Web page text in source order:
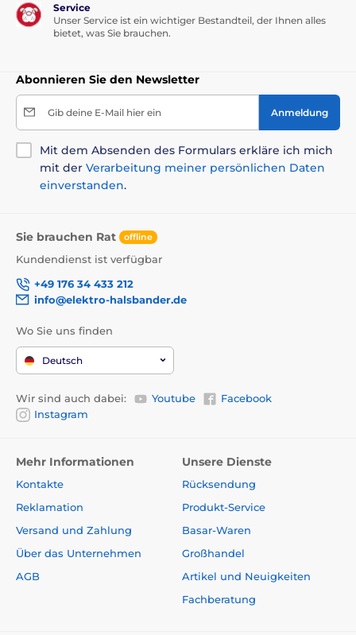
Service
Unser Service ist ein wichtiger Bestandteil, der Ihnen alles
bietet, was Sie brauchen.
Abonnieren Sie den Newsletter
Gib deine E-Mail hier ein Anmeldung
Mit dem Absenden des Formulars erkläre ich mich
mit der Verarbeitung meiner persönlichen Daten
einverstanden.
Sie brauchen Rat offline
Kundendienst ist verfügbar
+49 176 34 433 212
info@elektro-halsbander.de
Wo Sie uns finden
Deutsch
Wir sind auch dabei: Youtube
Facebook
Instagram
Mehr Informationen
Kontakte
Reklamation
Versand und Zahlung
Über das Unternehmen
AGB
Unsere Dienste
Rücksendung
Produkt-Service
Basar-Waren
Großhandel
Artikel und Neuigkeiten
Fachberatung